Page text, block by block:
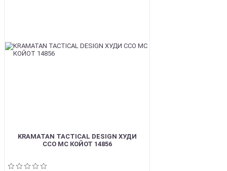
KRAMATAN TACTICAL DESIGN ХУДИ
ССО МС КОЙОТ 14856